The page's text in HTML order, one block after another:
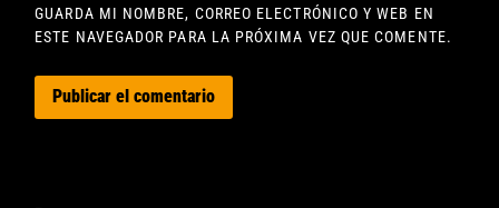
GUARDA MI NOMBRE, CORREO ELECTRÓNICO Y WEB EN
ESTE NAVEGADOR PARA LA PRÓXIMA VEZ QUE COMENTE.